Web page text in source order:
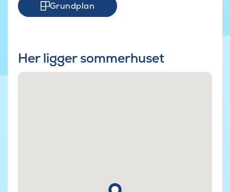
Grundplan
Her ligger sommerhuset